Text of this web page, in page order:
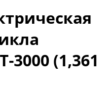
3000 (1,361